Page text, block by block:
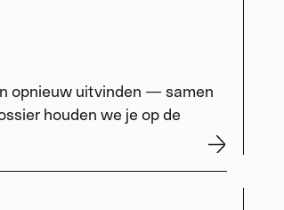
opnieuw uitvinden — samen
houden we je op de